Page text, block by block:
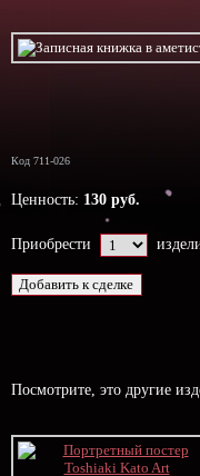
Код 711-026
Ценность: 130 руб.
Приобрести
Посмотрите, это другие